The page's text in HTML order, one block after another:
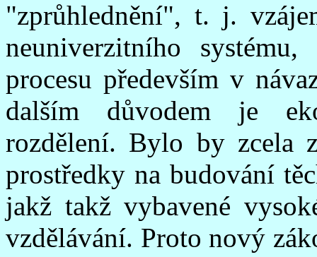
"zprůhlednění", t. j.
neuniverzitního
procesu především v
dalším důvodem je
rozdělení. Bylo by zcela
prostředky na budování
jakž takž vybavené
vzdělávání. Proto nový